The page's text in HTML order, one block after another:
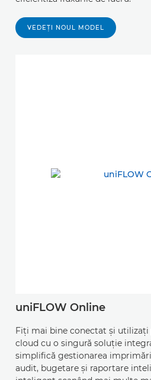
VEDEŢI NOUL MODEL
uniFLOW Online
Fiţi mai bine conectat şi
cloud cu o singură soluţie
simplifică gestionarea
audit, bugetare şi raportare